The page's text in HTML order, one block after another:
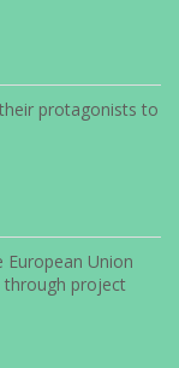
protagonists to
Union
through project